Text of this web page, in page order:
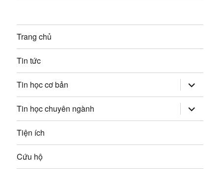
g
b
à
i
v
i
ế
ế
p
Trang chủ
Tin tức
Tin học cơ bản mở
rộng
trình
đơn
con
Tin học chuyên ngành mở
rộng
trình
Tiện ích
Cứu hộ